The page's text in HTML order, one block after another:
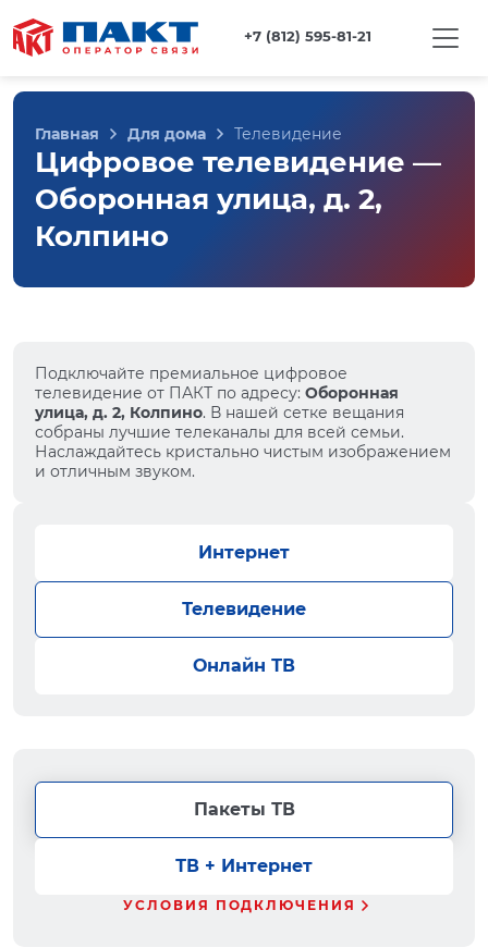
+7 (812) 595-81-21
Главная Для дома Телевидение
Цифровое телевидение —
Оборонная улица, д. 2,
Колпино
Подключайте премиальное цифровое
телевидение от ПАКТ по адресу: Оборонная
улица, д. 2, Колпино. В нашей сетке вещания
собраны лучшие телеканалы для всей семьи.
Наслаждайтесь кристально чистым изображением
и отличным звуком.
Интернет
Телевидение
Онлайн ТВ
Пакеты ТВ
ТВ + Интернет
УСЛОВИЯ ПОДКЛЮЧЕНИЯ